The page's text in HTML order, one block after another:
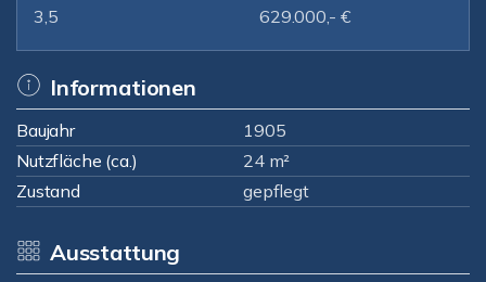
3,5
629.000,- €
Informationen
Baujahr
1905
Nutzfläche (ca.)
24 m²
Zustand
gepflegt
Ausstattung